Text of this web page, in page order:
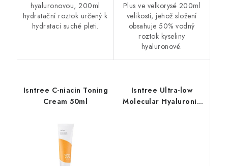
hyaluronovou, 200ml
hydratační roztok určený k
hydrataci suché pleti.
Plus ve velkorysé 200ml
velikosti, jehož složení
obsahuje 50% vodný
roztok kyseliny
hyaluronové.
Isntree C-niacin Toning
Cream 50ml
Isntree Ultra-low
Molecular Hyaluronic